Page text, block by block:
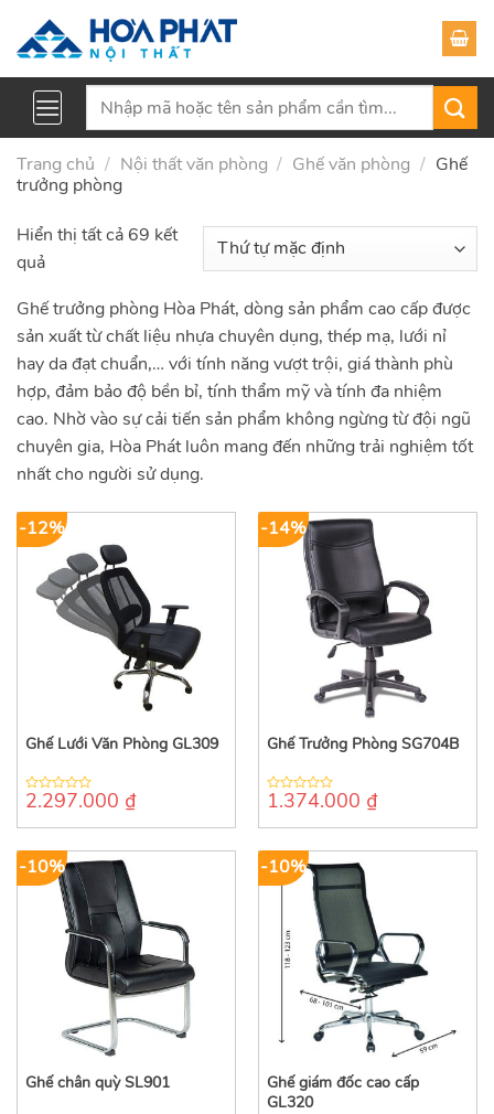
Tìm
Trang chủ / Nội thất văn phòng / Ghế văn phòng / Ghế
trưởng phòng
Hiển thị tất cả 69 kết
quả
Ghế trưởng phòng Hòa Phát, dòng sản phẩm cao cấp được
sản xuất từ chất liệu nhựa chuyên dụng, thép mạ, lưới nỉ
hay da đạt chuẩn,… với tính năng vượt trội, giá thành phù
hợp, đảm bảo độ bền bỉ, tính thẩm mỹ và tính đa nhiệm
cao. Nhờ vào sự cải tiến sản phẩm không ngừng từ đội ngũ
chuyên gia, Hòa Phát luôn mang đến những trải nghiệm tốt
nhất cho người sử dụng.
-12%
Ghế Lưới Văn Phòng GL309
0
of
2.297.000 ₫
-14%
Ghế Trưởng Phòng SG704B
0
of
1.374.000 ₫
-10%
Ghế chân quỳ SL901
-10%
Ghế giám đốc cao cấp
GL320